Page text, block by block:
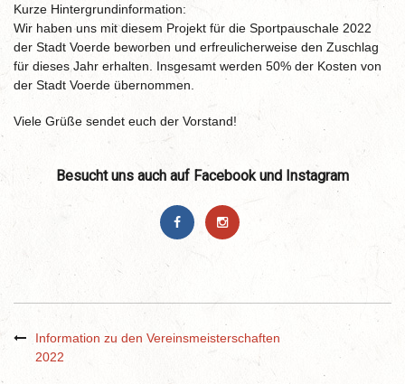
Kurze Hintergrundinformation:
Wir haben uns mit diesem Projekt für die Sportpauschale 2022
der Stadt Voerde beworben und erfreulicherweise den Zuschlag
für dieses Jahr erhalten. Insgesamt werden 50% der Kosten von
der Stadt Voerde übernommen.
Viele Grüße sendet euch der Vorstand!
Besucht uns auch auf Facebook und Instagram
Information zu den Vereinsmeisterschaften
2022